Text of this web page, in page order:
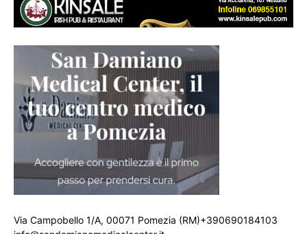
Via Campobello 1/A, 00071 Pomezia (RM)+390690184103